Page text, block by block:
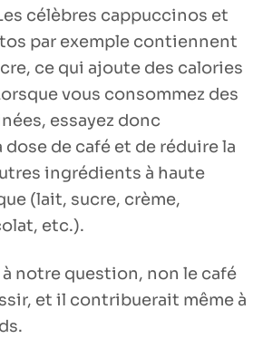
célèbres cappuccinos et
par exemple contiennent
ce qui ajoute des calories
vous consommez des
essayez donc
dose de café et de réduire la
ingrédients à haute
(lait, sucre, crème,
etc.).
notre question, non le café
et il contribuerait même à